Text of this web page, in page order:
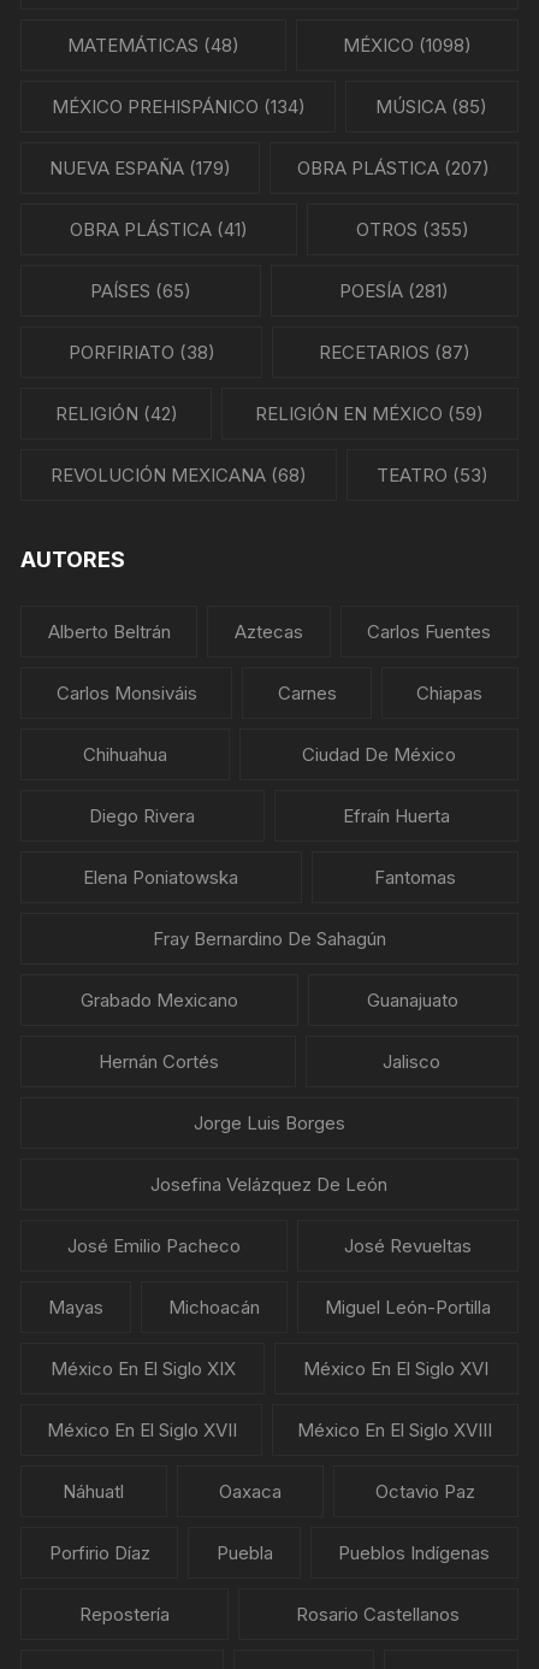
MATEMÁTICAS (48) MÉXICO (1098)
MÉXICO PREHISPÁNICO (134) MÚSICA (85)
NUEVA ESPAÑA(179) OBRA PLÁSTICA (207)
OBRA PLÁSTICA (41) OTROS (355)
PAÍSES (65) POESÍA (281)
PORFIRIATO (38) RECETARIOS (87)
RELIGIÓN (42) RELIGIÓN EN MÉXICO (59)
REVOLUCIÓN MEXICANA (68) TEATRO (53)
AUTORES
Alberto Beltrán Aztecas Carlos Fuentes
Carlos Monsiváis Carnes Chiapas
Chihuahua Ciudad De México
Diego Rivera Efraín Huerta
Elena Poniatowska Fantomas
Fray Bernardino De Sahagún
Grabado Mexicano Guanajuato
Hernán Cortés Jalisco
Jorge Luis Borges
Josefina Velázquez De León
José Emilio Pacheco José Revueltas
Mayas Michoacán Miguel León-Portilla
México En El Siglo XIX México En El Siglo XVI
México En El Siglo XVII México En El Siglo XVIII
Náhuatl Oaxaca Octavio Paz
Porfirio Díaz Puebla Pueblos Indígenas
Repostería Rosario Castellanos